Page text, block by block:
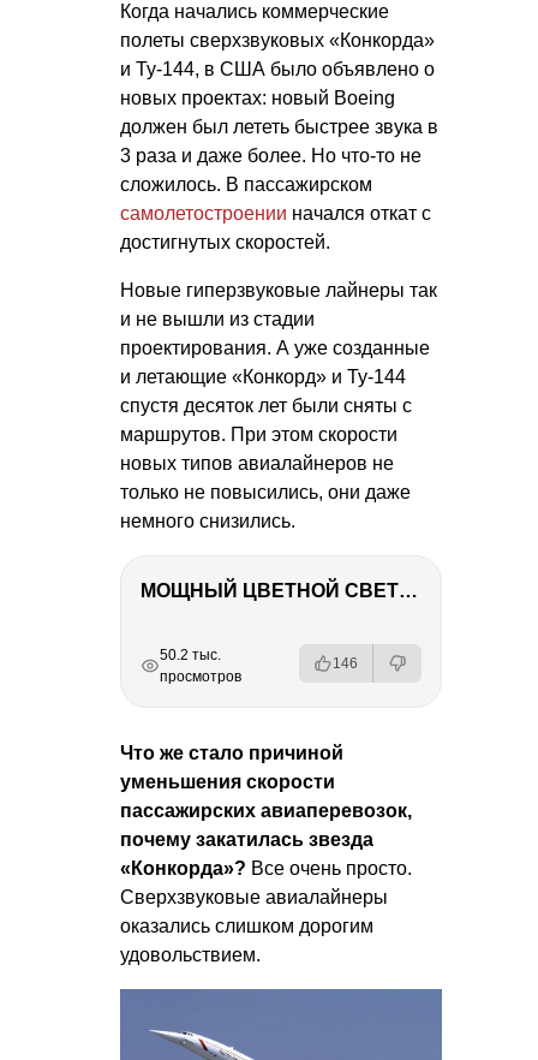
Когда начались коммерческие
полеты сверхзвуковых «Конкорда»
и Ту-144, в США было объявлено о
новых проектах: новый Boeing
должен был лететь быстрее звука в
3 раза и даже более. Но что-то не
сложилось. В пассажирском
самолетостроении начался откат с
достигнутых скоростей.
Новые гиперзвуковые лайнеры так
и не вышли из стадии
проектирования. А уже созданные
и летающие «Конкорд» и Ту-144
спустя десяток лет были сняты с
маршрутов. При этом скорости
новых типов авиалайнеров не
только не повысились, они даже
немного снизились.
МОЩНЫЙ ЦВЕТНОЙ СВЕТ – NANLITE FC-500C
РЕКЛАМА
РЕКЛАМА
РЕКЛАМА
50.2 тыс.
просмотров
146
Что же стало причиной
уменьшения скорости
пассажирских авиаперевозок,
почему закатилась звезда
«Конкорда»? Все очень просто.
Сверхзвуковые авиалайнеры
оказались слишком дорогим
удовольствием.